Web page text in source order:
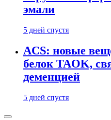
эмали
5 дней спустя
ACS: новые
белок TAOK,
деменцией
5 дней спустя